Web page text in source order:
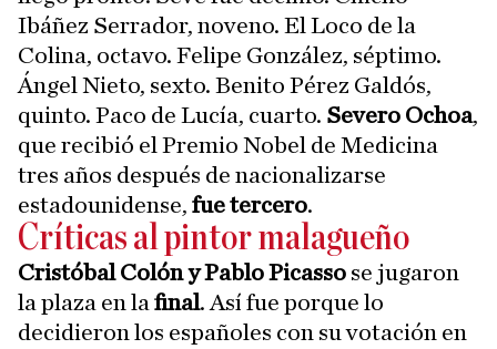
Ibáñez Serrador, noveno. El Loco de la
Colina, octavo. Felipe González, séptimo.
Ángel Nieto, sexto. Benito Pérez Galdós,
quinto. Paco de Lucía, cuarto. Severo Ochoa,
que recibió el Premio Nobel de Medicina
tres años después de nacionalizarse
estadounidense, fue tercero.
Críticas al pintor malagueño
Cristóbal Colón y Pablo Picasso se jugaron
la plaza en la final. Así fue porque lo
decidieron los españoles con su votación en